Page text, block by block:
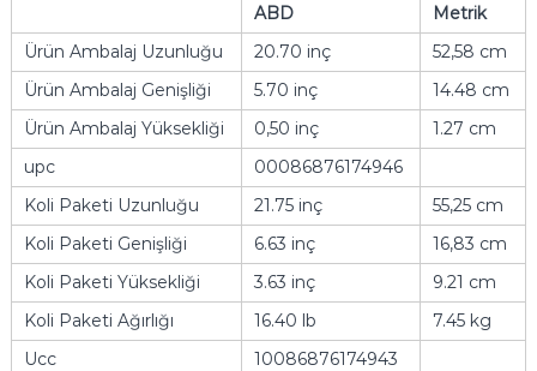
ABD
Metrik
Ürün Ambalaj Uzunluğu
20.70 inç
52,58 cm
Ürün Ambalaj Genişliği
5.70 inç
14.48 cm
Ürün Ambalaj Yüksekliği
0,50 inç
1.27 cm
upc
00086876174946
Koli Paketi Uzunluğu
21.75 inç
55,25 cm
Koli Paketi Genişliği
6.63 inç
16,83 cm
Koli Paketi Yüksekliği
3.63 inç
9.21 cm
Koli Paketi Ağırlığı
16.40 lb
7.45 kg
Ucc
10086876174943